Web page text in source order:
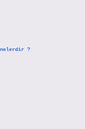
?